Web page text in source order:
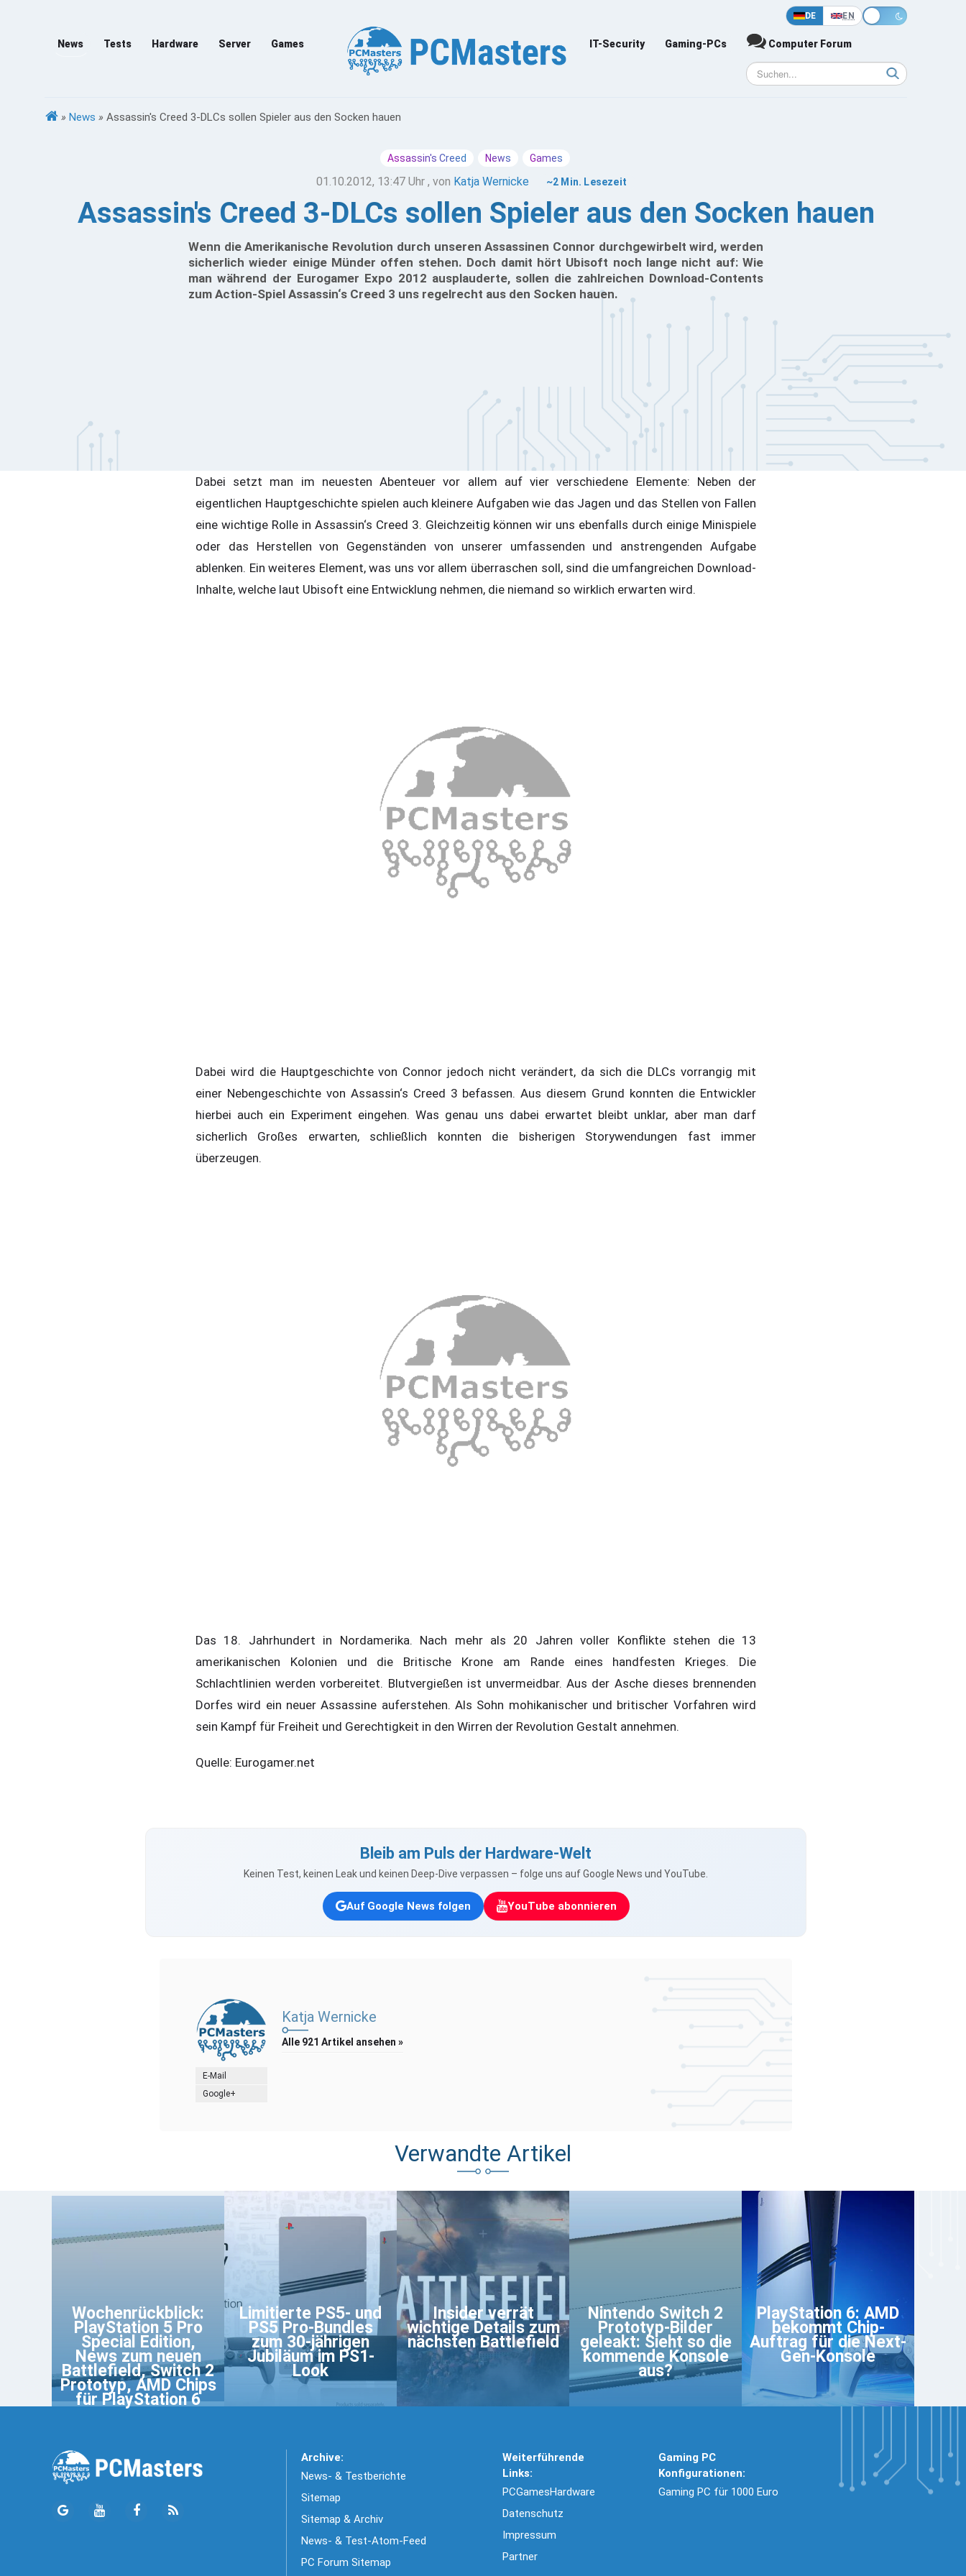
DE EN
News Tests Hardware Server Games IT-Security Gaming-PCs Computer Forum
» News » Assassin's Creed 3-DLCs sollen Spieler aus den Socken hauen
Assassin's Creed News Games
01.10.2012, 13:47 Uhr , von Katja Wernicke ~2 Min. Lesezeit
Assassin's Creed 3-DLCs sollen Spieler aus den Socken hauen
Wenn die Amerikanische Revolution durch unseren Assassinen Connor durchgewirbelt wird, werden
sicherlich wieder einige Münder offen stehen. Doch damit hört Ubisoft noch lange nicht auf: Wie
man während der Eurogamer Expo 2012 ausplauderte, sollen die zahlreichen Download-Contents
zum Action-Spiel Assassin‘s Creed 3 uns regelrecht aus den Socken hauen.
Dabei setzt man im neuesten Abenteuer vor allem auf vier verschiedene Elemente: Neben der
eigentlichen Hauptgeschichte spielen auch kleinere Aufgaben wie das Jagen und das Stellen von Fallen
eine wichtige Rolle in Assassin‘s Creed 3. Gleichzeitig können wir uns ebenfalls durch einige Minispiele
oder das Herstellen von Gegenständen von unserer umfassenden und anstrengenden Aufgabe
ablenken. Ein weiteres Element, was uns vor allem überraschen soll, sind die umfangreichen Download-
Inhalte, welche laut Ubisoft eine Entwicklung nehmen, die niemand so wirklich erwarten wird.
Dabei wird die Hauptgeschichte von Connor jedoch nicht verändert, da sich die DLCs vorrangig mit
einer Nebengeschichte von Assassin‘s Creed 3 befassen. Aus diesem Grund konnten die Entwickler
hierbei auch ein Experiment eingehen. Was genau uns dabei erwartet bleibt unklar, aber man darf
sicherlich Großes erwarten, schließlich konnten die bisherigen Storywendungen fast immer
überzeugen.
Das 18. Jahrhundert in Nordamerika. Nach mehr als 20 Jahren voller Konflikte stehen die 13
amerikanischen Kolonien und die Britische Krone am Rande eines handfesten Krieges. Die
Schlachtlinien werden vorbereitet. Blutvergießen ist unvermeidbar. Aus der Asche dieses brennenden
Dorfes wird ein neuer Assassine auferstehen. Als Sohn mohikanischer und britischer Vorfahren wird
sein Kampf für Freiheit und Gerechtigkeit in den Wirren der Revolution Gestalt annehmen.
Quelle: Eurogamer.net
Bleib am Puls der Hardware-Welt
Keinen Test, keinen Leak und keinen Deep-Dive verpassen – folge uns auf Google News und YouTube.
Auf Google News folgen YouTube abonnieren
E-Mail
Google+
Katja Wernicke
Alle 921 Artikel ansehen »
Verwandte Artikel
Wochenrückblick:
PlayStation 5 Pro
Special Edition,
News zum neuen
Battlefield, Switch 2
Prototyp, AMD Chips
für PlayStation 6
Limitierte PS5- und
PS5 Pro-Bundles
zum 30-jährigen
Jubiläum im PS1-
Look
Insider verrät
wichtige Details zum
nächsten Battlefield
Nintendo Switch 2
Prototyp-Bilder
geleakt: Sieht so die
kommende Konsole
aus?
PlayStation 6: AMD
bekommt Chip-
Auftrag für die Next-
Gen-Konsole
Archive:
News- & Testberichte
Sitemap
Sitemap & Archiv
News- & Test-Atom-Feed
PC Forum Sitemap
Weiterführende
Links:
PCGamesHardware
Datenschutz
Impressum
Partner
Gaming PC
Konfigurationen:
Gaming PC für 1000 Euro